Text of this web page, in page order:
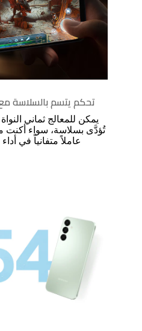
تحكم يتسم بالسلاسة
يمكن للمعالج ثماني
تُؤدَّى بسلاسة، سواء أكنت
عاملاً متفانياً في